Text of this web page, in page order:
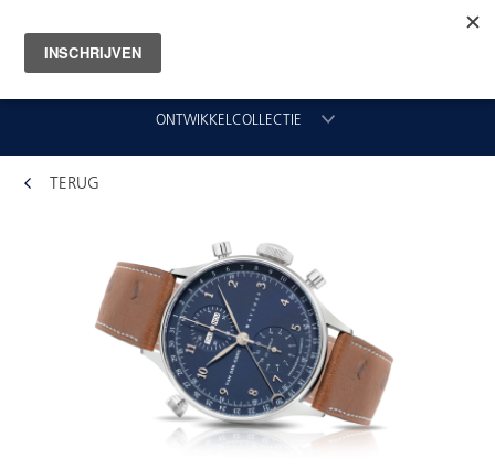
ONTWIKKELCOLLECTIE
CLASSIC GMT
VLIEGER
TERUG